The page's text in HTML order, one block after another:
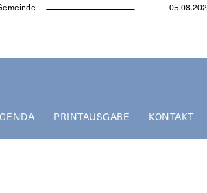
PRINTAUSGABE KONTAKT